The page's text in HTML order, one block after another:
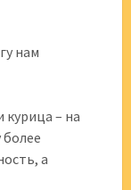
нам
курица – на
более
а